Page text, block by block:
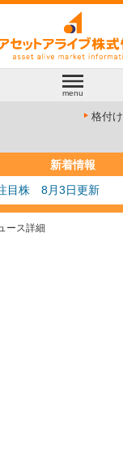
menu
格付け
新着情報
目株 8月3日更新
8月2日更新
グナル点灯
ース詳細